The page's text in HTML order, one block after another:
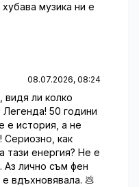
музика ни е
08.07.2026, 08:24
видя ли колко
50 години
е история, а не
Сериозно, как
тази енергия? Не е
Аз лично съм фен
вдъхновявала. 💩